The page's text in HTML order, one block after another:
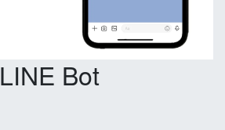
LINE Bot